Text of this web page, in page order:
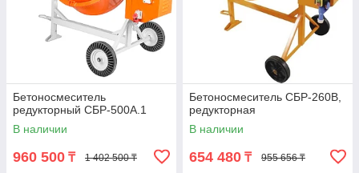
Бетоносмеситель
редукторный СБР-500А.1
В наличии
960 500 ₸ 1 402 500 ₸
Бетоносмеситель СБР-260В,
редукторная
В наличии
654 480 ₸ 955 656 ₸